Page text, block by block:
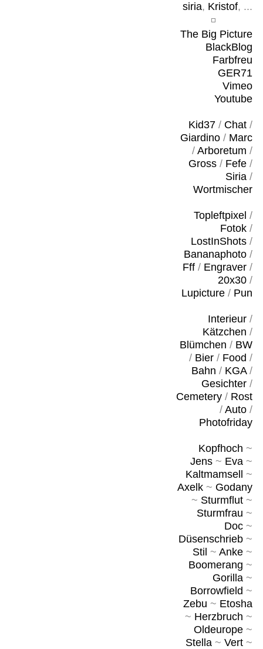
siria, Kristof, ...
The Big Picture
BlackBlog
Farbfreu
GER71
Vimeo
Youtube
Kid37/ Chat/
Giardino/ Marc
/ Arboretum /
Gross/ Fefe/
Siria/
Wortmischer
Topleftpixel /
Fotok/
LostInShots/
Bananaphoto/
Fff/ Engraver/
20x30/
Lupicture/ Pun
Interieur/
Kätzchen /
Blümchen / BW
/ Bier/ Food /
Bahn / KGA/
Gesichter/
Cemetery/ Rost
/ Auto/
Photofriday
Kopfhoch ~
Jens~ Eva~
Kaltmamsell
~
Axelk~ Godany
~ Sturmflut~
Sturmfrau ~
Doc~
Düsenschrieb~
Stil ~ Anke~
Boomerang ~
Gorilla~
Borrowfield ~
Zebu ~ Etosha
~ Herzbruch ~
Oldeurope~
Stella~ Vert~